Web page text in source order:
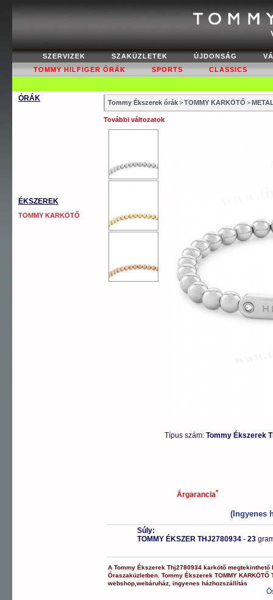
SZERVIZEK SZAKÜZLETEK ÚJDONSÁG
TOMMY HILFIGER ÓRÁK
SPORTS CLASSICS
ÓRÁK
ÉKSZEREK
TOMMY KARKÖTŐ
Tommy Ékszerek órák>TOMMY KARKÖTŐ >
További változatok
Típus szám: Tommy Ékszerek
Árgarancia*
(Ingyenes
Súly:
TOMMY ÉKSZER THJ2780934 - 23
ATommy Ékszerek Thj2780934 karkötő megtekinthető
Óraszaküzletben.Tommy Ékszerek TOMMY KARKÖTŐ
webshop ,webáruház ,ingyenes házhozszállítás